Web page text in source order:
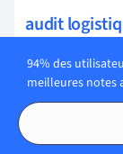
audit
vérification
audits
audit
94% des
meilleures notes